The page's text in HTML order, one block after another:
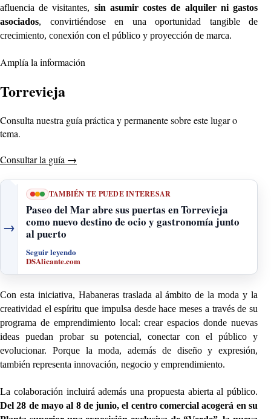
afluencia de visitantes, sin asumir costes de alquiler ni gastos
asociados, convirtiéndose en una oportunidad tangible de
crecimiento, conexión con el público y proyección de marca.
Amplía la información
Torrevieja
Consulta nuestra guía práctica y permanente sobre este lugar o
tema.
Consultar la guía →
→
TAMBIÉN TE PUEDE INTERESAR
Paseo del Mar abre sus puertas en Torrevieja
como nuevo destino de ocio y gastronomía junto
al puerto
Seguir leyendo
DSAlicante.com
Con esta iniciativa, Habaneras traslada al ámbito de la moda y la
creatividad el espíritu que impulsa desde hace meses a través de su
programa de emprendimiento local: crear espacios donde nuevas
ideas puedan probar su potencial, conectar con el público y
evolucionar. Porque la moda, además de diseño y expresión,
también representa innovación, negocio y emprendimiento.
La colaboración incluirá además una propuesta abierta al público.
Del 28 de mayo al 8 de junio, el centro comercial acogerá en su